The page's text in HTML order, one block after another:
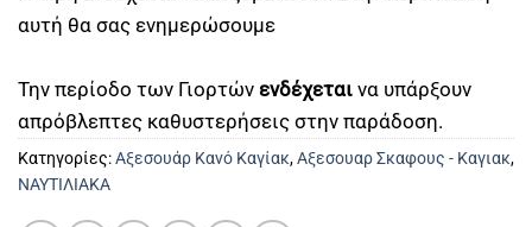
αυτή θα σας ενημερώσουμε
Την περίοδο των Γιορτών ενδέχεται να υπάρξουν
απρόβλεπτες καθυστερήσεις στην παράδοση.
Κατηγορίες:Αξεσουάρ Κανό Καγίακ,Αξεσουαρ Σκαφους - Καγιακ,
ΝΑΥΤΙΛΙΑΚΑ